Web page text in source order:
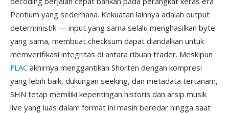
Pentium yang sederhana. Kekuatan lainnya adalah output
deterministik — input yang sama selalu menghasilkan byte
yang sama, membuat checksum dapat diandalkan untuk
memverifikasi integritas di antara ribuan trader. Meskipun
FLAC akhirnya menggantikan Shorten dengan kompresi
yang lebih baik, dukungan seeking, dan metadata tertanam,
SHN tetap memiliki kepentingan historis dan arsip musik
live yang luas dalam format ini masih beredar hingga saat